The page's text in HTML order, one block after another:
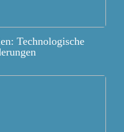
Technologische